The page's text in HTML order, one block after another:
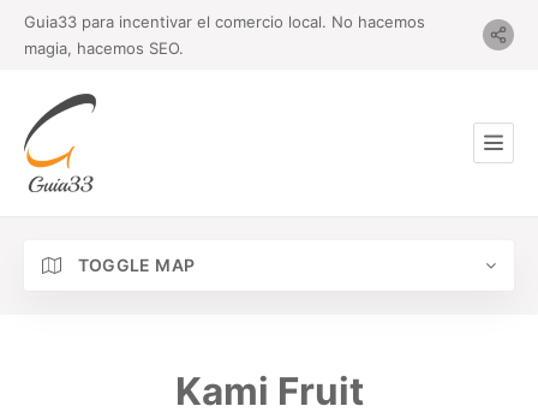
Guia33 para incentivar el comercio local. No hacemos
magia, hacemos SEO.
TOGGLE MAP
Kami Fruit